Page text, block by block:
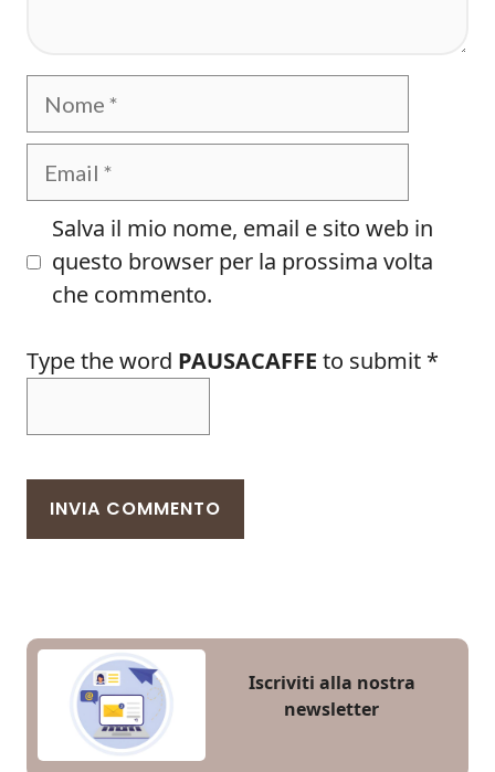
Nome
Email
Salva il mio nome, email e sito web in
questo browser per la prossima volta
che commento.
Type the word PAUSACAFFE to submit *
Iscriviti alla nostra
newsletter